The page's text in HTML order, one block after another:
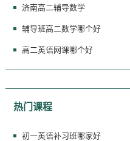
济南高二辅导数学
辅导班高二数学哪个好
高二英语网课哪个好
热门课程
初一英语补习班哪家好